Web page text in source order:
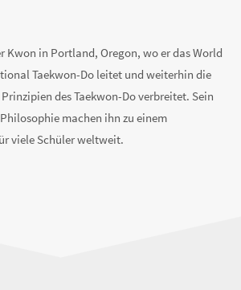
Kwon in Portland, Oregon, wo er das World
Taekwon-Do leitet und weiterhin die
des Taekwon-Do verbreitet. Sein
machen ihn zu einem
viele Schüler weltweit.